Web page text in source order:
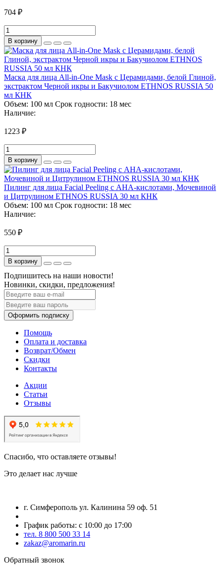
704 ₽
В корзину
Маска для лица All-in-One Mask с Церамидами, белой Глиной,
экстрактом Черной икры и Бакучиолом ETHNOS RUSSIA 50
мл КНК
Объем: 100 мл Срок годности: 18 мес
Наличие:
1223 ₽
В корзину
Пилинг для лица Facial Peeling с АНА-кислотами, Мочевиной
и Цитрулином ETHNOS RUSSIA 30 мл КНК
Объем: 100 мл Срок годности: 18 мес
Наличие:
550 ₽
В корзину
Подпишитесь на наши новости!
Новинки, скидки, предложения!
Оформить подписку
Помощь
Оплата и доставка
Возврат/Обмен
Скидки
Контакты
Акции
Статьи
Отзывы
Спасибо, что оставляете отзывы!
Это делает нас лучше
г. Симферополь ул. Калинина 59 оф. 51
График работы: с 10:00 до 17:00
тел. 8 800 500 33 14
zakaz@aromarin.ru
Обратный звонок